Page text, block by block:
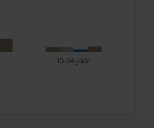
15-24 jaar